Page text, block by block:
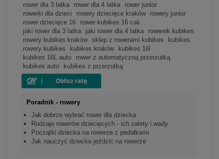
rower dla 3 latka
rower dla 4 latka
rower junior
rowerki dla dzieci
rowery dziecięce kraków
rowery junior
rower dziecięce 16
rower kubikes 16 cali
jaki rower dla 3 latka
jaki rower dla 4 latka
rowerek kubikes
rowery kubikes kraków
sklep z rowerami kubikes
kubikes
rowery kubikes
kubikes kraków
kubikes 16l
kubikes 16L auto
rower z automatyczną przerzutką
kubikes auto
kubikes z przerzutką
Poradnik - rowery
Jak dobrze wybrać rower dla dziecka
Rodzaje rowerów dziecięcych - ich zalety i wady
Początki dziecka na rowerze z pedałkami
Jak nauczyć dziecko jeździć na rowerze